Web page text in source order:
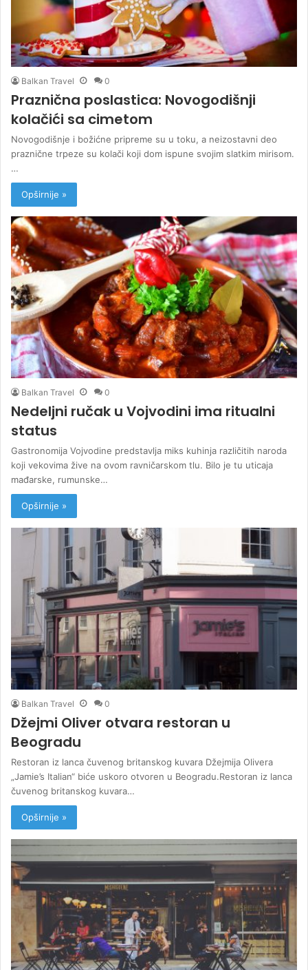
Balkan Travel 0
Praznična poslastica: Novogodišnji
kolačići sa cimetom
Novogodišnje i božićne pripreme su u toku, a neizostavni deo
praznične trpeze su kolači koji dom ispune svojim slatkim mirisom.
…
Opširnije »
Balkan Travel 0
Nedeljni ručak u Vojvodini ima ritualni
status
Gastronomija Vojvodine predstavlja miks kuhinja različitih naroda
koji vekovima žive na ovom ravničarskom tlu. Bilo je tu uticaja
mađarske, rumunske…
Opširnije »
Balkan Travel 0
Džejmi Oliver otvara restoran u
Beogradu
Restoran iz lanca čuvenog britanskog kuvara Džejmija Olivera
„Jamie’s Italian“ biće uskoro otvoren u Beogradu.Restoran iz lanca
čuvenog britanskog kuvara…
Opširnije »